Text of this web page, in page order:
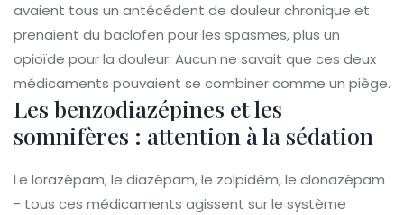
avaient tous un antécédent de douleur chronique et
prenaient du baclofen pour les spasmes, plus un
opioïde pour la douleur. Aucun ne savait que ces deux
médicaments pouvaient se combiner comme un piège.
Les benzodiazépines et les
somnifères : attention à la sédation
Le lorazépam, le diazépam, le zolpidèm, le clonazépam
- tous ces médicaments agissent sur le système